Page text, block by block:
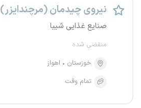
نیروی چیدمان (مرچندایزر)
صنایع غذایی شیبا
منقضی شده
خوزستان
اهواز
تمام وقت